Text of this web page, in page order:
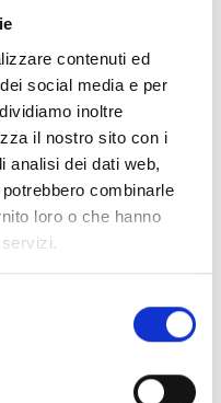
contenuti ed
social media e per
inoltre
il nostro sito con i
analisi dei dati web,
combinarle
loro o che hanno
la
scala di soluzioni
per l'attuazione della
sull'azione per il
i seguenti Topic:
Mitigazione dei
ai